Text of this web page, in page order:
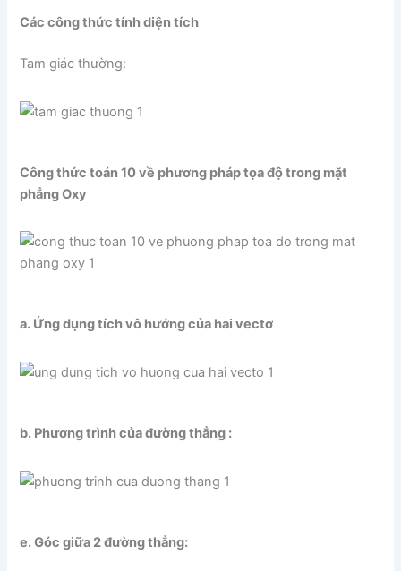
Các công thức tính diện tích
Tam giác thường:
Công thức toán 10 về phương pháp tọa độ trong mặt
phẳng Oxy
a. Ứng dụng tích vô hướng của hai vectơ
b. Phương trình của đường thẳng :
e. Góc giữa 2 đường thẳng: